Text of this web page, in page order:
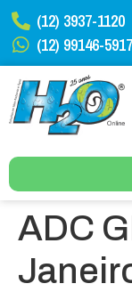
(12) 3937-1120
(12) 99146-5917
ADC